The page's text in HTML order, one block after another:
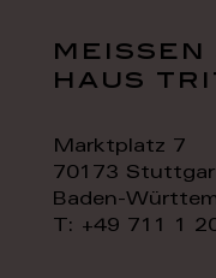
haus
Marktplatz 7
70173
Baden-
T: +49 711 1